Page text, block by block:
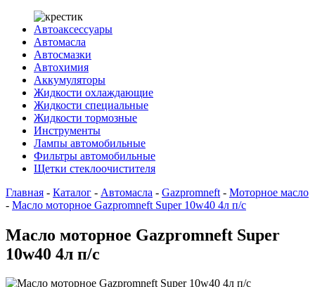
Автоаксессуары
Автомасла
Автосмазки
Автохимия
Аккумуляторы
Жидкости охлаждающие
Жидкости специальные
Жидкости тормозные
Инструменты
Лампы автомобильные
Фильтры автомобильные
Щетки стеклоочистителя
Главная - Каталог - Автомасла - Gazpromneft - Моторное масло
- Масло моторное Gazpromneft Super 10w40 4л п/с
Масло моторное Gazpromneft Super
10w40 4л п/с